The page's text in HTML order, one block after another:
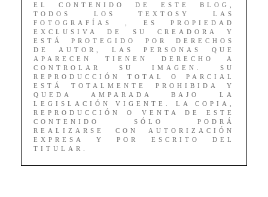
EL CONTENIDO DE ESTE BLOG,
TODOS LOS TEXTOSY LAS
FOTOGRAFÍAS , ES PROPIEDAD
EXCLUSIVA DE SU CREADORA Y
ESTÁ PROTEGIDO POR DERECHOS
DE AUTOR, LAS PERSONAS QUE
APARECEN TIENEN DERECHO A
CONTROLAR SU IMAGEN. SU
REPRODUCCIÓN TOTAL O PARCIAL
ESTÁ TOTALMENTE PROHIBIDA Y
QUEDA AMPARADA BAJO LA
LEGISLACIÓN VIGENTE. LA COPIA,
REPRODUCCIÓN O VENTA DE ESTE
CONTENIDO SÓLO PODRÁ
REALIZARSE CON AUTORIZACIÓN
EXPRESA Y POR ESCRITO DEL
TITULAR.